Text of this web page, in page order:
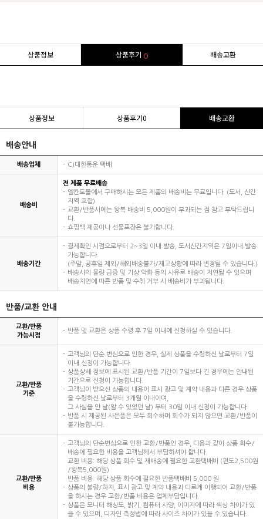
상품정보 상품후기 0 배송교환
상품정보 상품후기0 배송교환
배송안내
배송업체 CJ대한통운 택배
배송비
전 제품 무료배송
엘칸토몰에서 구매하시는 모든 제품의 배송비는 무료입니다. (도서, 산간
지역 포함)
교환/반품시에는 왕복 배송비 5,000원이 부과되는 점 참고 부탁드립니
다.
쇼핑백 제공이나 선물포장은 불가합니다.
배송기간
결제확인 시점으로부터 2~3일 이내 발송, 도서산간지역은 7일이내 발송
가능합니다.
(주말, 공휴일 제외/해외배송불가/재고상황에 따라 변경될 수 있습니다.)
배송사의 물량 급증 및 기상 악화 등의 사유로 배송이 지연될 수 있으며
배송지연에 따른 반품 및 수취 거부 시 배송비가 부과됩니다.
반품/교환 안내
교환/반품
가능시점
반품 및 교환은 상품 수령 후 7일 이내에 신청하실 수 있습니다.
교환/반품
기준
고객님의 단순 변심으로 인한 경우, 실제 상품을 수령하신 날로부터 7일
이내 신청이 가능합니다.
상품상세 정보에 표시된 교환/반품 기간이 7일보다 긴 경우에는 안내된
기간으로 신청이 가능합니다.
고객님이 받으신 상품의 내용이 표시 광고 및 계약 내용과 다른 경우 상품
을 수령하신 날로부터 3개월 이내이며,
그 사실을 안 날(알 수 있었던 날) 부터 30일 이내 신청이 가능합니다.
반품 시 제공된 사은품은 모두 회수하며 회수가 되지 않으면 교환/반품이
불가능합니다.
교환/반품
비용
고객님의 단순변심으로 인한 교환/반품인 경우, 다음과 같이 상품 회수/
배송에 필요한 비용을 고객님께서 부담하셔야 합니다.
교환 비용: 해당 상품 회수 및 재배송에 필요한 교환택배비 (편도2,500원
/왕복5,000원)
반품 비용: 해당 상품 회수에 필요한 반품택배비 5,000 원
상품의 불량/하자, 표시 광고 및 계약 내용과 다르게 이행되어 교환/반품
을 하시는 경우 교환/반품 비용은 업체부담입니다.
상품은 모니터 해상도, 밝기, 컴퓨터 사양, 이미지에 따라 색상 차이가 있
을 수 있으며, 디자인 측정법에 따라 사이즈 차이가 있을 수 있습니다.